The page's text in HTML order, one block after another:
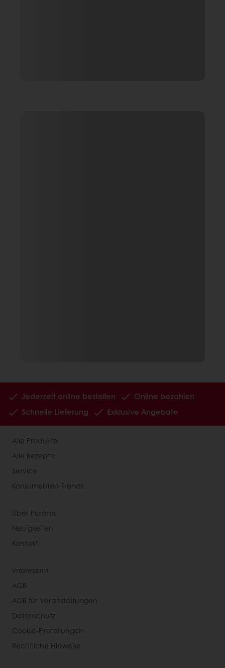
Jederzeit online bestellen
Online bezahlen
Schnelle Lieferung
Exklusive Angebote
Alle Produkte
Alle Rezepte
Service
Konsumenten-Trends
Über Puratos
Neuigkeiten
Kontakt
Impressum
AGB
AGB für Veranstaltungen
Datenschutz
Cookie-Einstellungen
Rechtliche Hinweise